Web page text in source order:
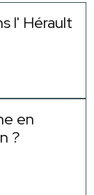
l' Hérault
en
?